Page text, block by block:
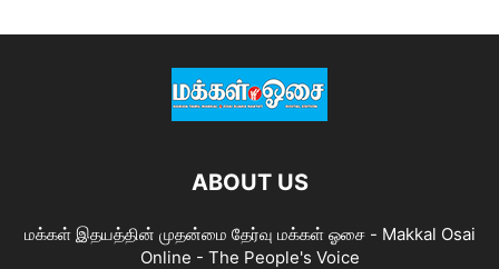
ABOUT US
மக்கள் இதயத்தின் முதன்மை தேர்வு மக்கள் ஓசை - Makkal Osai
Online - The People's Voice